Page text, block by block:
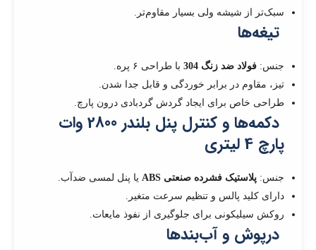
سبک‌تر از شیشه ولی بسیار مقاوم‌تر.
تیغه‌ها
جنس: فولاد ضد زنگ 304
با طراحی ۶ پره.
تیز، مقاوم در برابر خوردگی و قابل جدا شدن.
طراحی خاص برای ایجاد گردش گردبادی درون پارچ.
دکمه‌ها و کنترل پنل بلندر 2800 وات
پارچ 4 لیتری
جنس: پلاستیک فشرده صنعتی ABS
یا پنل لمسی ضدآب.
دارای کلید پالس و تنظیم سرعت متغیر.
روکش سیلیکونی برای جلوگیری از نفوذ مایعات.
درپوش و آب‌بندها